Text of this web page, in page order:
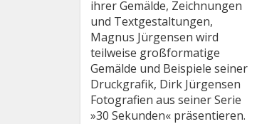
ihrer Gemälde, Zeichnungen
und Textgestaltungen,
Magnus Jürgensen wird
teilweise großformatige
Gemälde und Beispiele seiner
Druckgrafik, Dirk Jürgensen
Fotografien aus seiner Serie
»30 Sekunden« präsentieren.